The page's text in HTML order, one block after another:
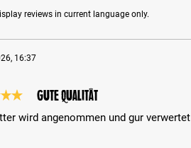
reviews in current language only.
16:37
with rating of 5 out of 5 stars
Gute Qualität
wird angenommen und gur verwertet